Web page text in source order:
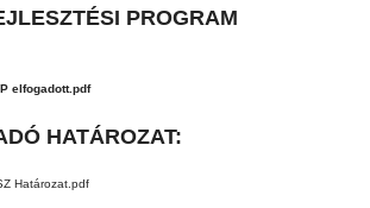
PROGRAM
elfogadott.pdf
HATÁROZAT:
Határozat.pdf